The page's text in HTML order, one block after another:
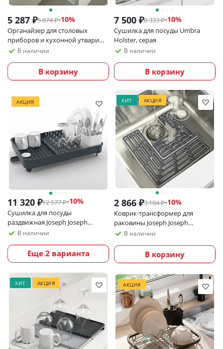
5 287 ₽5 874₽-10%
Органайзер для столовых
приборов и кухонной утвари
Joseph Joseph DrawerStore
В наличии
В корзину
7 500 ₽8 333₽-10%
Сушилка для посуды Umbra
Holster, серая
В наличии
В корзину
АКЦИЯ
11 320 ₽12 577₽-10%
Сушилка для посуды
раздвижная Joseph Joseph
ExtendВ наличии
Еще 2 варианта
ХИТ АКЦИЯ
2 866 ₽3 184₽-10%
Коврик-трансформер для
раковины Joseph Joseph
SinkSaver, серый
В наличии
В корзину
ХИТ АКЦИЯ АКЦИЯ